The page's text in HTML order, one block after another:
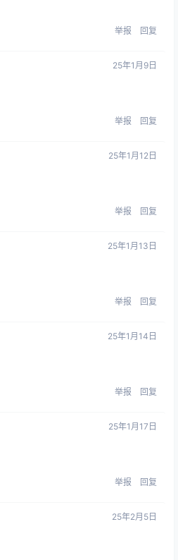
举报 回复
25年1月9日
举报 回复
25年1月12日
举报 回复
25年1月13日
举报 回复
25年1月14日
举报 回复
25年1月17日
举报 回复
25年2月5日